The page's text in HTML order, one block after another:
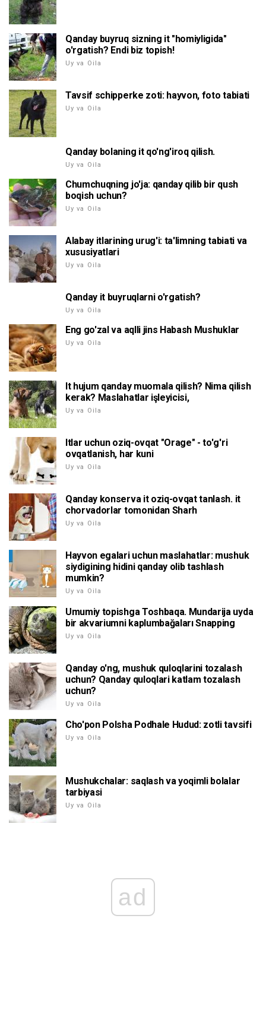
Qanday buyruq sizning it "homiyligida"
o'rgatish? Endi biz topish!
Uy va Oila
Tavsif schipperke zoti: hayvon, foto tabiati
Uy va Oila
Qanday bolaning it qo'ng'iroq qilish.
Uy va Oila
Chumchuqning jo'ja: qanday qilib bir qush
boqish uchun?
Uy va Oila
Alabay itlarining urug'i: ta'limning tabiati va
xususiyatlari
Uy va Oila
Qanday it buyruqlarni o'rgatish?
Uy va Oila
Eng go'zal va aqlli jins Habash Mushuklar
Uy va Oila
It hujum qanday muomala qilish? Nima qilish
kerak? Maslahatlar işleyicisi,
Uy va Oila
Itlar uchun oziq-ovqat "Orage" - to'g'ri
ovqatlanish, har kuni
Uy va Oila
Qanday konserva it oziq-ovqat tanlash. it
chorvadorlar tomonidan Sharh
Uy va Oila
Hayvon egalari uchun maslahatlar: mushuk
siydigining hidini qanday olib tashlash
mumkin?
Uy va Oila
Umumiy topishga Toshbaqa. Mundarija uyda
bir akvariumni kaplumbağaları Snapping
Uy va Oila
Qanday o'ng, mushuk quloqlarini tozalash
uchun? Qanday quloqlari katlam tozalash
uchun?
Uy va Oila
Cho'pon Polsha Podhale Hudud: zotli tavsifi
Uy va Oila
Mushukchalar: saqlash va yoqimli bolalar
tarbiyasi
Uy va Oila
ad